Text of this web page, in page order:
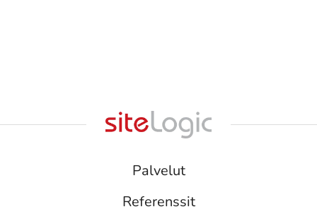
Palvelut
Referenssit